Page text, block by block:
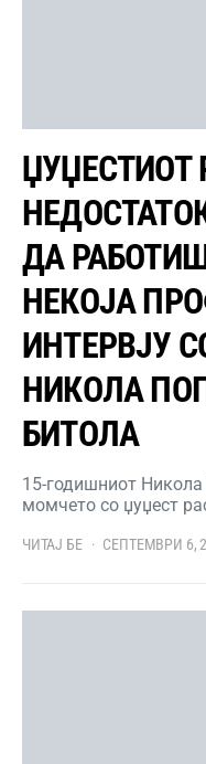
ЏУЏЕСТИОТ
ДА
НЕКОЈА
ИНТЕРВЈУ
НИКОЛА
БИТОЛА
15-годишниот
момчето со џуџест
ЧИТАЈ БЕ СЕПТЕМВРИ 6,